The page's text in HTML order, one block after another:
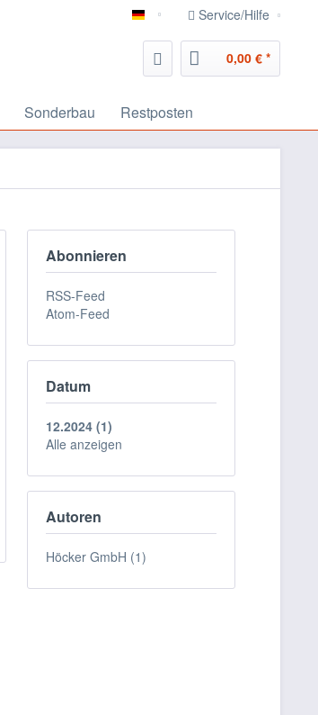
deutsch Service/Hilfe
0,00 € *
Sonderbau Restposten
Abonnieren
RSS-Feed
Atom-Feed
Datum
12.2024 (1)
Alle anzeigen
Autoren
Höcker GmbH (1)